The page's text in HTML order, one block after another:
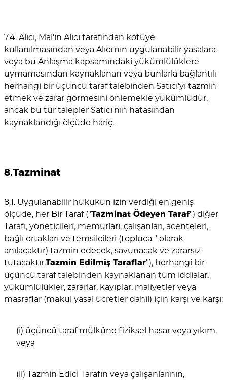
7.4. Alıcı, Mal'ın Alıcı tarafından kötüye
kullanılmasından veya Alıcı'nın uygulanabilir yasalara
veya bu Anlaşma kapsamındaki yükümlülüklere
uymamasından kaynaklanan veya bunlarla bağlantılı
herhangi bir üçüncü taraf talebinden Satıcı'yı tazmin
etmek ve zarar görmesini önlemekle yükümlüdür,
ancak bu tür talepler Satıcı'nın hatasından
kaynaklandığı ölçüde hariç.
8.Tazminat
8.1. Uygulanabilir hukukun izin verdiği en geniş
ölçüde, her Bir Taraf ("Tazminat Ödeyen Taraf") diğer
Tarafı, yöneticileri, memurları, çalışanları, acenteleri,
bağlı ortakları ve temsilcileri (topluca " olarak
anılacaktır) tazmin edecek, savunacak ve zararsız
tutacaktır.Tazmin Edilmiş Taraflar"), herhangi bir
üçüncü taraf talebinden kaynaklanan tüm iddialar,
yükümlülükler, zararlar, kayıplar, maliyetler veya
masraflar (makul yasal ücretler dahil) için karşı ve karşı:
(i) üçüncü taraf mülküne fiziksel hasar veya yıkım,
veya
(ii) Tazmin Edici Tarafın veya çalışanlarının,